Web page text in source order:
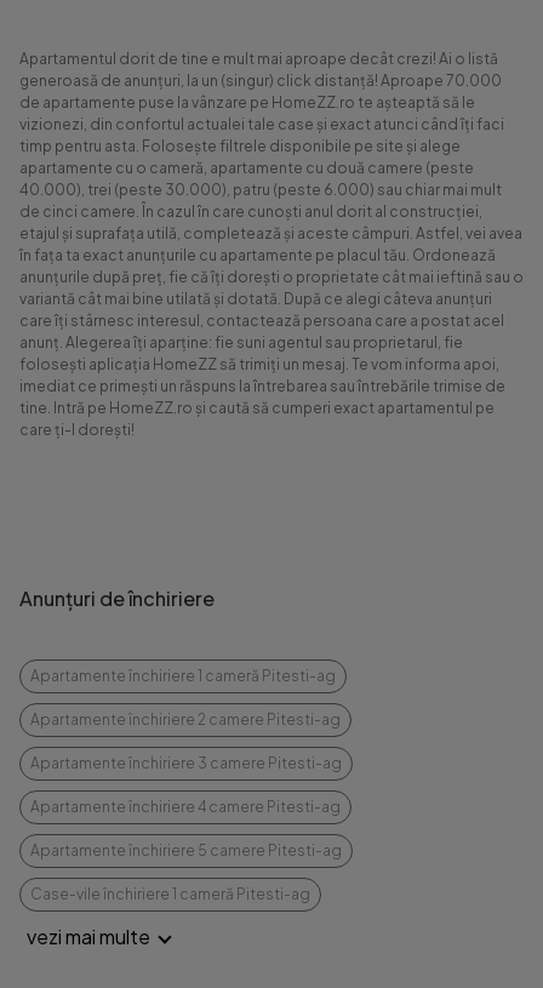
Apartamentul dorit de tine e mult mai aproape decât crezi! Ai o listă
generoasă de anunțuri, la un (singur) click distanță! Aproape 70.000
de apartamente puse la vânzare pe HomeZZ.ro te așteaptă să le
vizionezi, din confortul actualei tale case și exact atunci când îți faci
timp pentru asta. Folosește filtrele disponibile pe site și alege
apartamente cu o cameră, apartamente cu două camere (peste
40.000), trei (peste 30.000), patru (peste 6.000) sau chiar mai mult
de cinci camere. În cazul în care cunoști anul dorit al construcției,
etajul și suprafața utilă, completează și aceste câmpuri. Astfel, vei avea
în fața ta exact anunțurile cu apartamente pe placul tău. Ordonează
anunțurile după preț, fie că îți dorești o proprietate cât mai ieftină sau o
variantă cât mai bine utilată și dotată. După ce alegi câteva anunțuri
care îți stârnesc interesul, contactează persoana care a postat acel
anunț. Alegerea îți aparține: fie suni agentul sau proprietarul, fie
folosești aplicația HomeZZ să trimiți un mesaj. Te vom informa apoi,
imediat ce primești un răspuns la întrebarea sau întrebările trimise de
tine. Intră pe HomeZZ.ro și caută să cumperi exact apartamentul pe
care ți-l dorești!
Anunțuri de închiriere
Apartamente închiriere 1 cameră Pitesti-ag
Apartamente închiriere 2 camere Pitesti-ag
Apartamente închiriere 3 camere Pitesti-ag
Apartamente închiriere 4 camere Pitesti-ag
Apartamente închiriere 5 camere Pitesti-ag
Case-vile închiriere 1 cameră Pitesti-ag
vezi mai multe